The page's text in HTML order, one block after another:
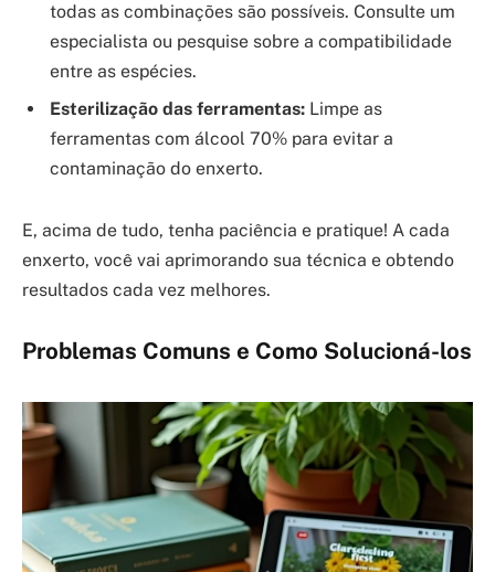
todas as combinações são possíveis. Consulte um
especialista ou pesquise sobre a compatibilidade
entre as espécies.
Esterilização das ferramentas: Limpe as
ferramentas com álcool 70% para evitar a
contaminação do enxerto.
E, acima de tudo, tenha paciência e pratique! A cada
enxerto, você vai aprimorando sua técnica e obtendo
resultados cada vez melhores.
Problemas Comuns e Como Solucioná-los